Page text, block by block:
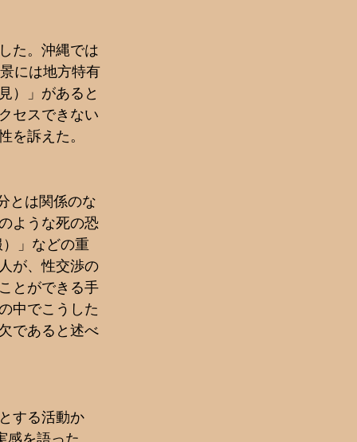
た。沖縄では
には地方特有
）」があると
セスできない
を訴えた。
とは関係のな
ような死の恐
」などの重
が、性交渉の
とができる手
中でこうした
であると述べ
する活動か
を語った。